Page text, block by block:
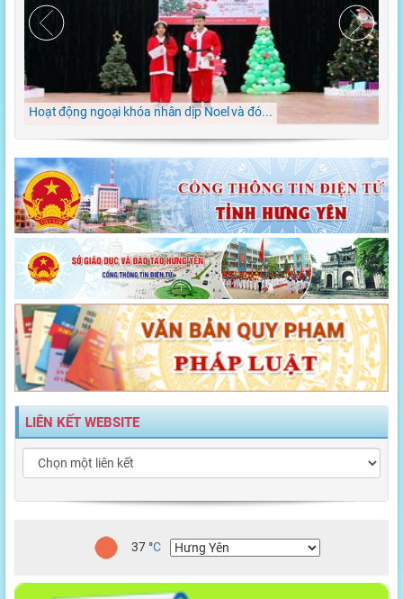
ĐOÀN NGÀNH GD_CĐ TRƯỜNG THPT MỸ
MỸ HÀO - ĐIỂM SÁNG TRONG CHUYỂN ĐỔI
SỐ
Hoạt động ngoại khóa nhân dịp Noel và đó...
LIÊN KẾT WEBSITE
37°C